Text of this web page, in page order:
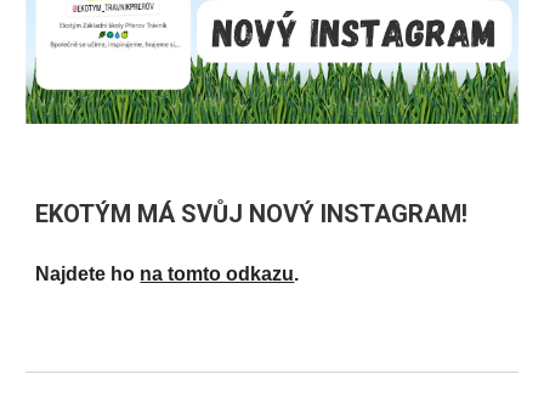
EKOTÝM MÁ SVŮJ NOVÝ INSTAGRAM!
Najdete ho na tomto odkazu.